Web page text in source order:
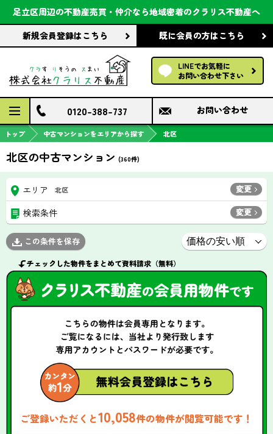
足立区周辺の不動産売買・仲介なら地域密着のクラリス不動産へ
新規会員登録はこちら 既に会員の方はこちら
LINEでお気軽に
お問い合わせ下さい
会社案内
前回の履歴で探す
保存した条件で探す
検討中の物件
0120-388-737 お問い合わせ
トップ 中古マンションをエリアから探す 北区
北区の中古マンション (360件)
エリア 北区 変更
検索条件 変更
この条件を保存
チェックした物件をまとめて資料請求（無料）
ご登録いただくと10,058件の物件が閲覧可能です！